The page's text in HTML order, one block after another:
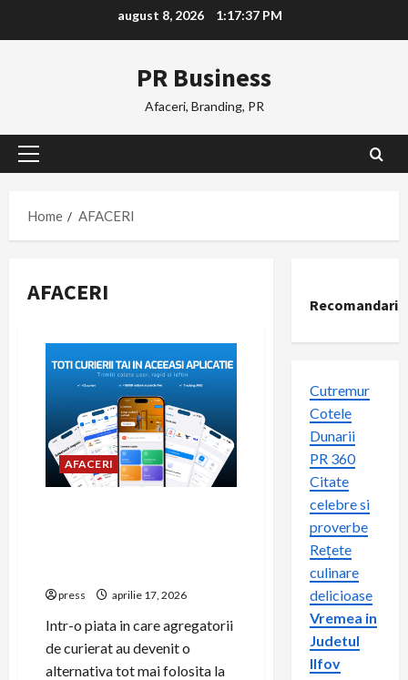
august 8, 2026 1:17:38 PM
PR Business
Afaceri, Branding, PR
Primary
Home
AFACERI
AFACERI
AFACERI
press aprilie 17, 2026
Intr-o piata in care agregatorii
de curierat au devenit o
alternativa tot mai folosita la
Recomandari
Cutremur
Cotele
Dunarii
PR 360
Citate
celebre si
proverbe
Rețete
culinare
delicioase
Vremea in
Judetul
Ilfov